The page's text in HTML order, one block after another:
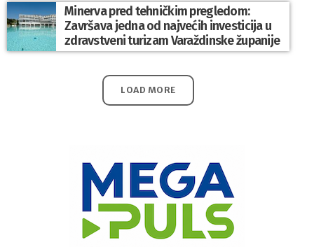
Minerva pred tehničkim pregledom:
Završava jedna od najvećih investicija u
zdravstveni turizam Varaždinske županije
LOAD MORE